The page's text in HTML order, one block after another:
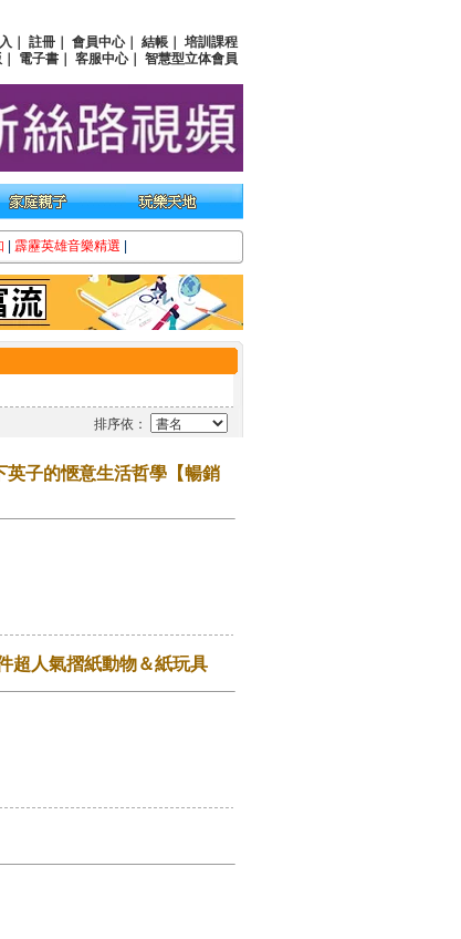
註冊 會員中心｜ 結帳
培訓課程
電子書 客服中心｜ 智慧型立体會員
霹靂英雄音樂精選
排序依：
英子的愜意生活哲學【暢銷
超人氣摺紙動物＆紙玩具